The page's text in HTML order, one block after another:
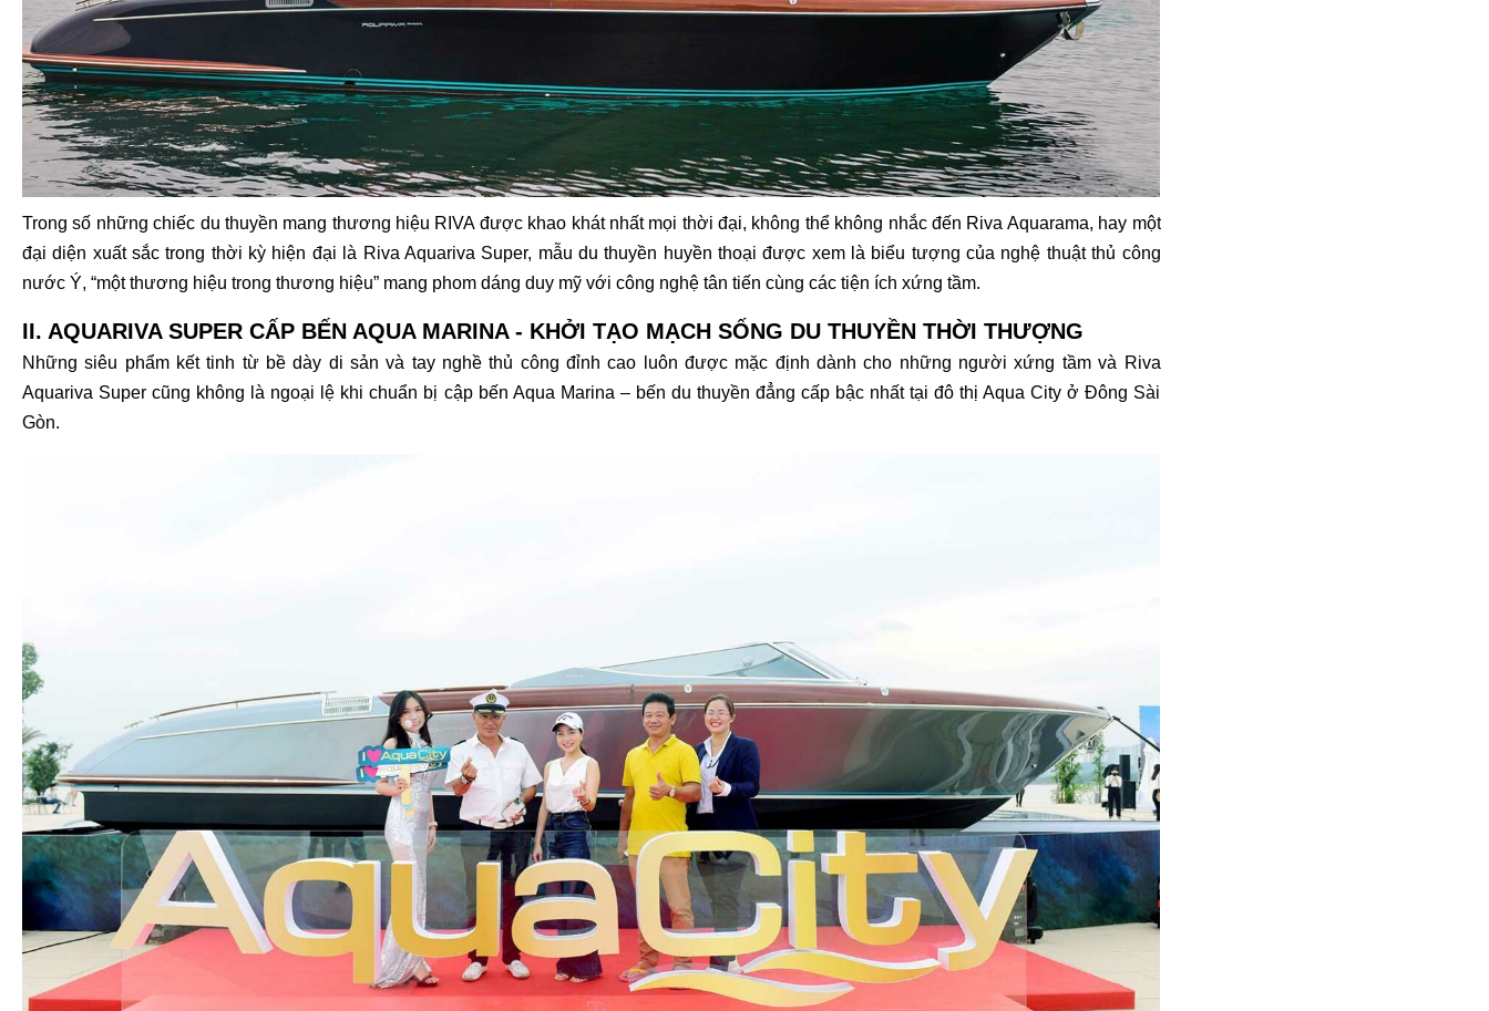
Trong số những chiếc du thuyền mang thương hiệu RIVA được khao khát nhất mọi thời đại, không thể không nhắc đến Riva Aquarama, hay một
đại diện xuất sắc trong thời kỳ hiện đại là Riva Aquariva Super, mẫu du thuyền huyền thoại được xem là biểu tượng của nghệ thuật thủ công
nước Ý, “một thương hiệu trong thương hiệu” mang phom dáng duy mỹ với công nghệ tân tiến cùng các tiện ích xứng tầm.
II. AQUARIVA SUPER CẤP BẾN AQUA MARINA - KHỞI TẠO MẠCH SỐNG DU THUYỀN THỜI THƯỢNG
Những siêu phẩm kết tinh từ bề dày di sản và tay nghề thủ công đỉnh cao luôn được mặc định dành cho những người xứng tầm và Riva
Aquariva Super cũng không là ngoại lệ khi chuẩn bị cập bến Aqua Marina – bến du thuyền đẳng cấp bậc nhất tại đô thị Aqua City ở Đông Sài
Gòn.